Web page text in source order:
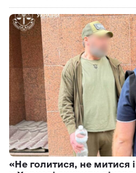
«Не голитися, не митися